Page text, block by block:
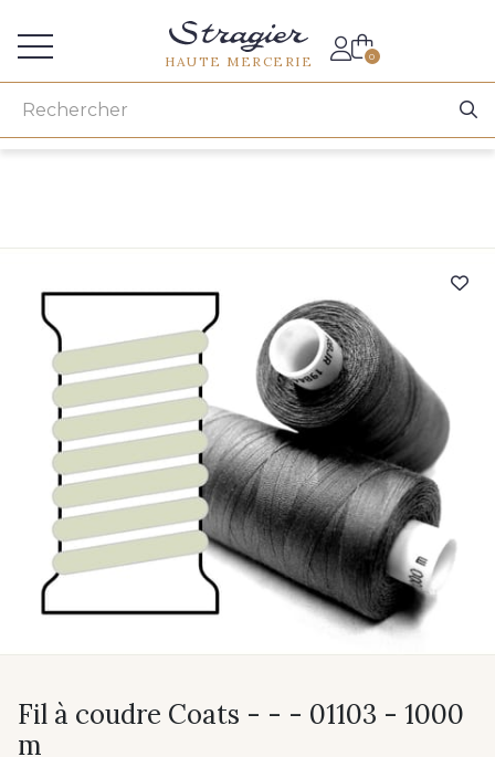
HAUTE MERCERIE 0
Fil à coudre Coats - - - 01103 - 1000
m